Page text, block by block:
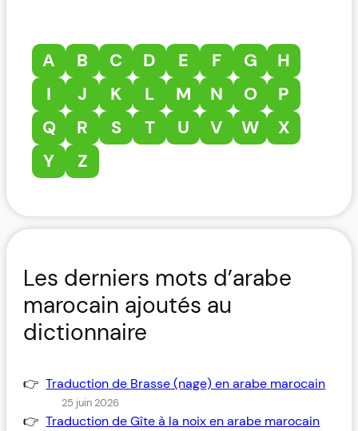
A B C D E F G
H
I
J K L M N O
P
Q
R S T U V W
X
Y
Z
Les derniers mots d’arabe
marocain ajoutés au
dictionnaire
Traduction de Brasse (nage) en arabe marocain
25 juin 2026
Traduction de Gîte à la noix en arabe marocain